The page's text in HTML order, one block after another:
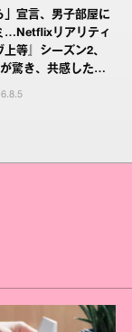
」宣言、男子部屋に
…Netflixリアリティ
等』シーズン2、
驚き、共感したヤ